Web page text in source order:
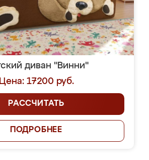
диван "Винни"
Цена: 17200 руб.
РАССЧИТАТЬ
ПОДРОБНЕЕ